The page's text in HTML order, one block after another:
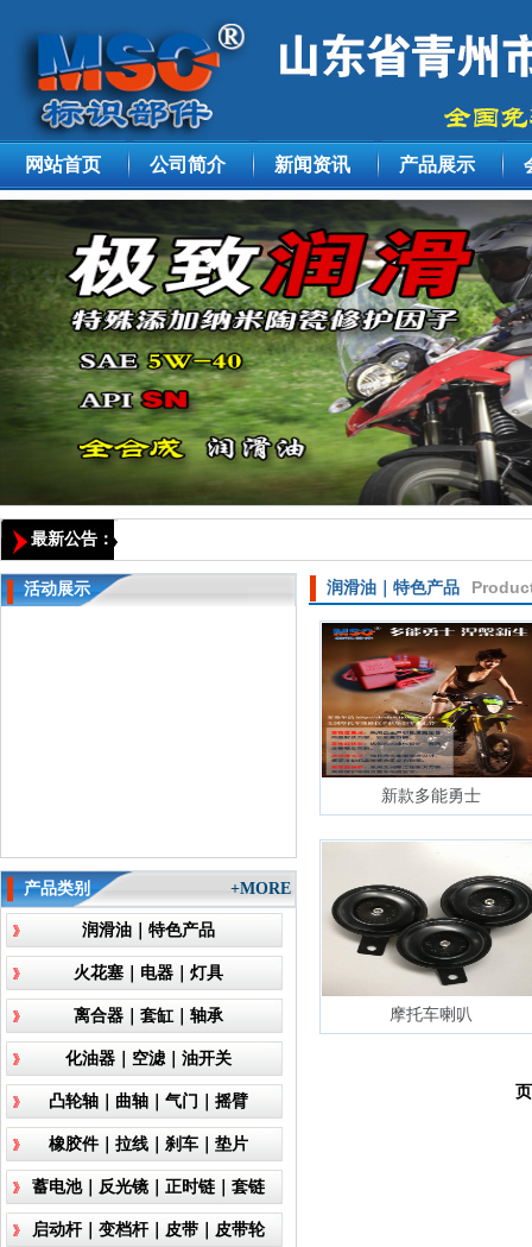
网站首页 公司简介 新闻资讯 产品展示
最新公告：
活动展示
+MORE
产品类别
润滑油｜特色产品
火花塞｜电器｜灯具
离合器｜套缸｜轴承
化油器｜空滤｜油开关
凸轮轴｜曲轴｜气门｜摇臂
橡胶件｜拉线｜刹车｜垫片
蓄电池｜反光镜｜正时链｜套链
启动杆｜变档杆｜皮带｜皮带轮
润滑油｜特色产品
新款多能勇士
摩托车喇叭